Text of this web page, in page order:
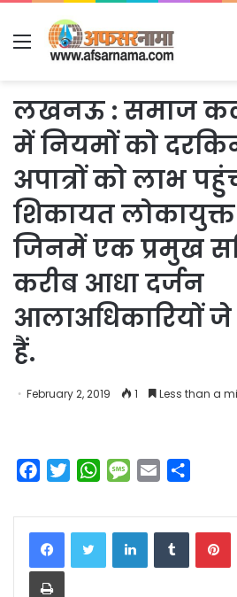
Menu
लखनऊ : समाज
में नियमों को
अपात्रों को लाभ
शिकायत
जिनमें एक प्रमुख
करीब आधा दर्जन
आलाअधिकारियों
हैं.
February 2, 2019 1 Less than a
c
e
b
o
i
t
t
W
a
t
s
M
s
s
a
a
i
a
r
e
LinkedInTumblr
Print